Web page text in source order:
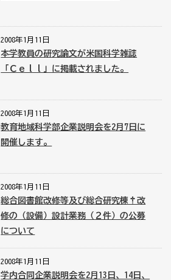
2008年1月11日
本学教員の研究論文が米国科学雑誌
「Ｃｅｌｌ」に掲載されました。
2008年1月11日
教育地域科学部企業説明会を2月7日に
開催します。
2008年1月11日
総合図書館改修等及び総合研究棟†改
修の（設備）設計業務（２件）の公募
について
2008年1月11日
学内合同企業説明会を2月13日、14日、